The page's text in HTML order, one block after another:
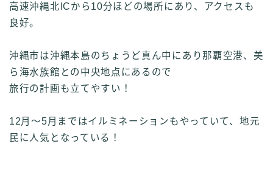
高速沖縄北ICから10分ほどの場所にあり、アクセスも
良好。
沖縄市は沖縄本島のちょうど真ん中にあり那覇空港、美
ら海水族館との中央地点にあるので
旅行の計画も立てやすい！
12月〜5月まではイルミネーションもやっていて、地元
民に人気となっている！